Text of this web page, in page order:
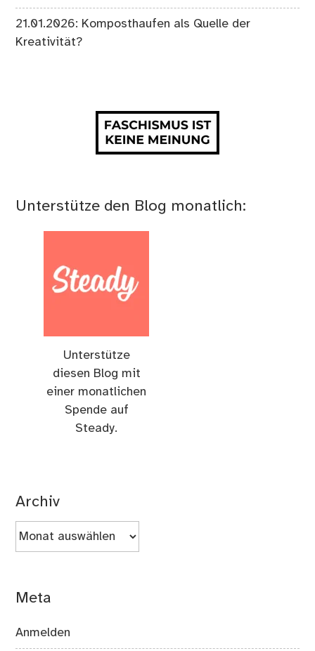
21.01.2026: Komposthaufen als Quelle der
Kreativität?
Unterstütze den Blog monatlich:
Unterstütze
diesen Blog mit
einer monatlichen
Spende auf
Steady.
Archiv
Archiv
Meta
Anmelden